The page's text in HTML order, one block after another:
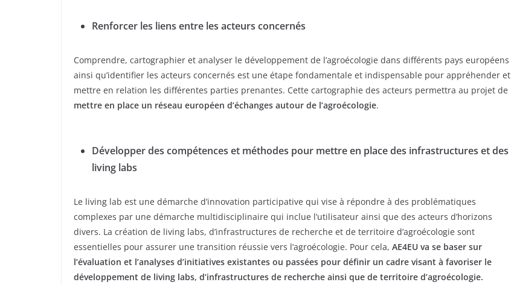
Renforcer les liens entre les acteurs concernés
Comprendre, cartographier et analyser le développement de l’agroécologie dans différents pays européens
ainsi qu’identifier les acteurs concernés est une étape fondamentale et indispensable pour appréhender et
mettre en relation les différentes parties prenantes. Cette cartographie des acteurs permettra au projet de
mettre en place un réseau européen d’échanges autour de l’agroécologie.
Développer des compétences et méthodes pour mettre en place des infrastructures et des
living labs
Le living lab est une démarche d’innovation participative qui vise à répondre à des problématiques
complexes par une démarche multidisciplinaire qui inclue l’utilisateur ainsi que des acteurs d’horizons
divers. La création de living labs, d’infrastructures de recherche et de territoire d’agroécologie sont
essentielles pour assurer une transition réussie vers l’agroécologie. Pour cela, AE4EU va se baser sur
l’évaluation et l’analyses d’initiatives existantes ou passées pour définir un cadre visant à favoriser le
développement de living labs, d’infrastructures de recherche ainsi que de territoire d’agroécologie.